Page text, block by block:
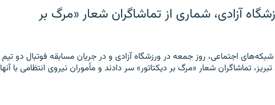
آزادی، شماری از تماشاگران شعار «مرگ بر
اجتماعی، روز جمعه در ورزشگاه آزادی و در جریان مسابقه فوتبال دو تیم
تماشاگران شعار «مرگ بر دیکتاتور» سر دادند و مأموران نیروی انتظامی با آنها